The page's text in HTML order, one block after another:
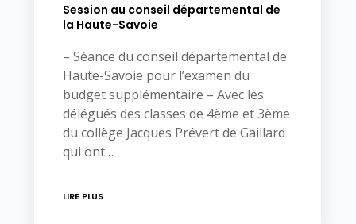
Session au conseil départemental de
la Haute-Savoie
– Séance du conseil départemental de
Haute-Savoie pour l’examen du
budget supplémentaire – Avec les
délégués des classes de 4ème et 3ème
du collège Jacques Prévert de Gaillard
qui ont…
LIRE PLUS